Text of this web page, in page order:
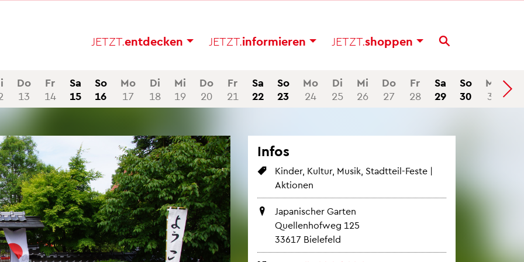
JETZT.ent­de­cken JETZT.in­for­mie­ren JETZT.shop­pen
Do
13
Fr
14
Sa
15
So
16
Mo
17
Di
18
Mi
19
Do
20
Fr
21
Sa
22
So
23
Mo
24
Di
25
Mi
26
Do
27
Fr
28
Sa
29
So
30
Mo
31
Infos
Kin­der, Kul­tur, Musik, Stadt­teil-Feste |
Ak­tio­nen
Ja­pa­ni­scher Gar­ten
Quel­len­hof­weg 125
33617 Bie­le­feld